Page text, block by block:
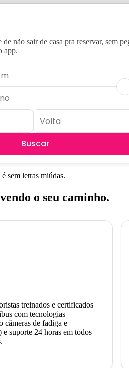
não sair de casa pra reservar, sem
app.
Buscar
sem letras miúdas.
o seu caminho.
treinados e certificados
com tecnologias
câmeras de fadiga e
e suporte 24 horas em todos